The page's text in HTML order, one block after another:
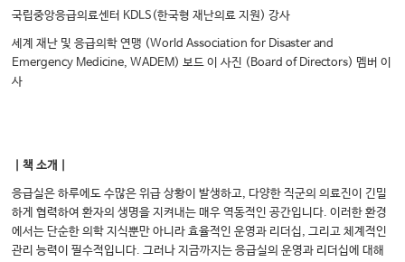
국립중앙응급의료센터 KDLS(한국형 재난의료 지원) 강사
세계 재난 및 응급의학 연맹 (World Association for Disaster and
Emergency Medicine, WADEM) 보드 이 사진 (Board of Directors) 멤버 이
사
｜책 소개｜
응급실은 하루에도 수많은 위급 상황이 발생하고, 다양한 직군의 의료진이 긴밀
하게 협력하여 환자의 생명을 지켜내는 매우 역동적인 공간입니다. 이러한 환경
에서는 단순한 의학 지식뿐만 아니라 효율적인 운영과 리더십, 그리고 체계적인
관리 능력이 필수적입니다. 그러나 지금까지는 응급실의 운영과 리더십에 대해